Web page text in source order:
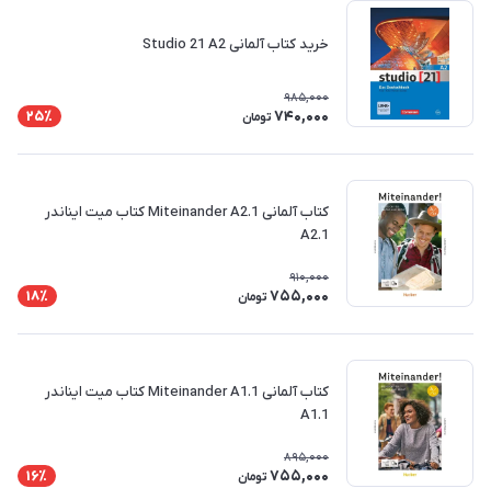
خرید کتاب آلمانی Studio 21 A2
985,000
740,000 تومان 25٪
کتاب آلمانی Miteinander A2.1 کتاب میت‌ ایناندر
A2.1
910,000
755,000 تومان 18٪
کتاب آلمانی Miteinander A1.1 کتاب میت‌ ایناندر
A1.1
895,000
755,000 تومان 16٪